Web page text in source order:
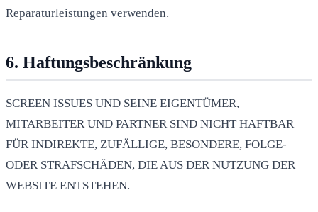
Reparaturleistungen verwenden.
6. Haftungsbeschränkung
SCREEN ISSUES UND SEINE EIGENTÜMER,
MITARBEITER UND PARTNER SIND NICHT HAFTBAR
FÜR INDIREKTE, ZUFÄLLIGE, BESONDERE, FOLGE-
ODER STRAFSCHÄDEN, DIE AUS DER NUTZUNG DER
WEBSITE ENTSTEHEN.